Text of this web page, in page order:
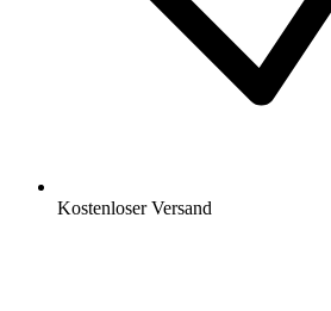
Kostenloser Versand